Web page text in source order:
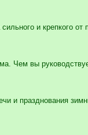
и крепкого от
Чем вы
и празднования